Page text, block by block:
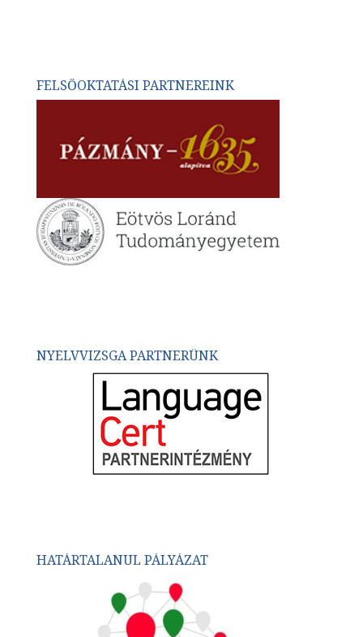
FELSŐOKTATÁSI PARTNEREINK
NYELVVIZSGA PARTNERÜNK
HATÁRTALANUL PÁLYÁZAT